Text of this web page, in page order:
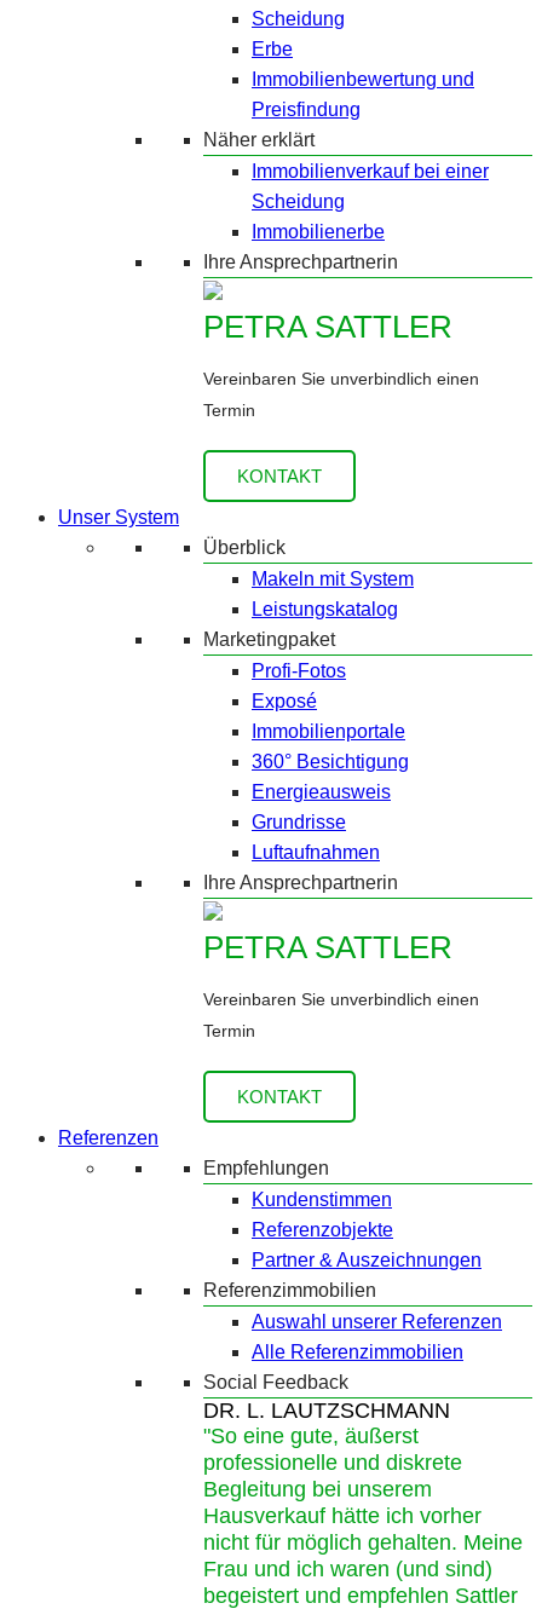
Scheidung
Erbe
Immobilienbewertung und
Preisfindung
Näher erklärt
Immobilienverkauf bei einer
Scheidung
Immobilienerbe
Ihre Ansprechpartnerin
PETRA SATTLER
Vereinbaren Sie unverbindlich einen
Termin
KONTAKT
Unser System
Überblick
Makeln mit System
Leistungskatalog
Marketingpaket
Profi-Fotos
Exposé
Immobilienportale
360° Besichtigung
Energieausweis
Grundrisse
Luftaufnahmen
Ihre Ansprechpartnerin
PETRA SATTLER
Vereinbaren Sie unverbindlich einen
Termin
KONTAKT
Referenzen
Empfehlungen
Kundenstimmen
Referenzobjekte
Partner & Auszeichnungen
Referenzimmobilien
Auswahl unserer Referenzen
Alle Referenzimmobilien
Social Feedback
DR. L. LAUTZSCHMANN
"So eine gute, äußerst
professionelle und diskrete
Begleitung bei unserem
Hausverkauf hätte ich vorher
nicht für möglich gehalten. Meine
Frau und ich waren (und sind)
begeistert und empfehlen Sattler